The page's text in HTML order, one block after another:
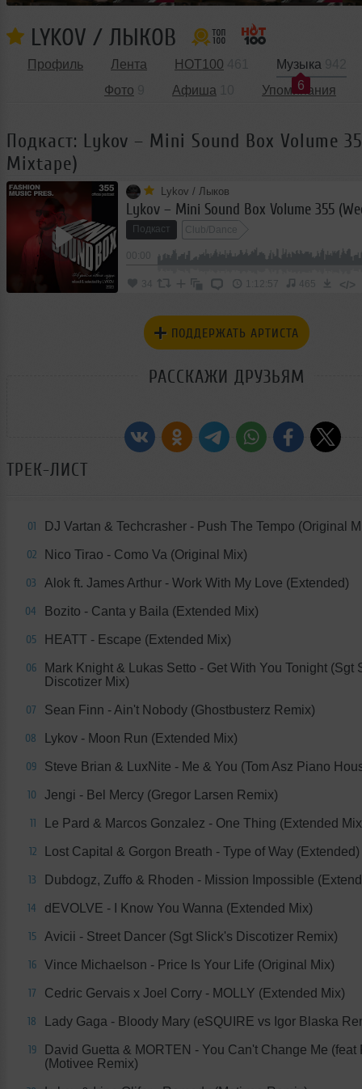
LYKOV / ЛЫКОВ
Профиль Лента HOT100
Музыка
6
Фото
Афиша Упоминания
Подкаст: Lykov – Mini Sound Box Volume
Mixtape)
Lykov / Лыков
Подкаст Club/Dance
34 1:12:57 465 </>
ПОДДЕРЖАТЬ АРТИСТА
РАССКАЖИ ДРУЗЬЯМ
ТРЕК-ЛИСТ
01 DJ Vartan & Techcrasher - Push The Tempo (Original
02 Nico Tirao - Como Va (Original Mix)
03 Alok ft. James Arthur - Work With My Love (Extended)
04 Bozito - Canta y Baila (Extended Mix)
05 HEATT - Escape (Extended Mix)
06
Mark Knight & Lukas Setto - Get With You Tonight (Sgt
Discotizer Mix)
07 Sean Finn - Ain't Nobody (Ghostbusterz Remix)
08 Lykov - Moon Run (Extended Mix)
09 Steve Brian & LuxNite - Me & You (Tom Asz Piano
10 Jengi - Bel Mercy (Gregor Larsen Remix)
11 Le Pard & Marcos Gonzalez - One Thing (Extended
12 Lost Capital & Gorgon Breath - Type of Way (Extended)
13 Dubdogz, Zuffo & Rhoden - Mission Impossible
14 dEVOLVE - I Know You Wanna (Extended Mix)
15 Avicii - Street Dancer (Sgt Slick's Discotizer Remix)
16 Vince Michaelson - Price Is Your Life (Original Mix)
17 Cedric Gervais x Joel Corry - MOLLY (Extended Mix)
18 Lady Gaga - Bloody Mary (eSQUIRE vs Igor Blaska
19
David Guetta & MORTEN - You Can't Change Me (feat
(Motivee Remix)